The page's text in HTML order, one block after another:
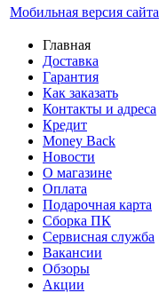
Мобильная версия сайта
Главная
Доставка
Гарантия
Как заказать
Контакты и адреса
Кредит
Money Back
Новости
О магазине
Оплата
Подарочная карта
Сборка ПК
Сервисная служба
Вакансии
Обзоры
Акции